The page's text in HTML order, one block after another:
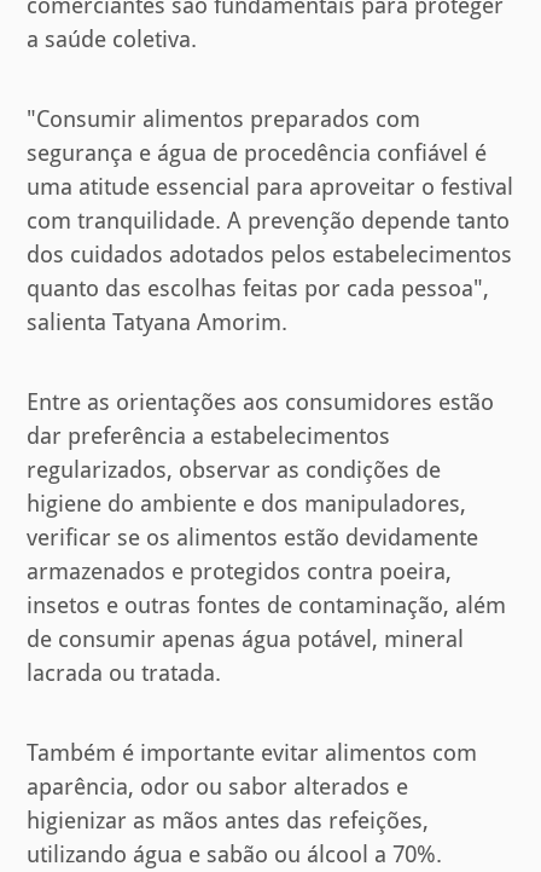
comerciantes são fundamentais para proteger
a saúde coletiva.
"Consumir alimentos preparados com
segurança e água de procedência confiável é
uma atitude essencial para aproveitar o festival
com tranquilidade. A prevenção depende tanto
dos cuidados adotados pelos estabelecimentos
quanto das escolhas feitas por cada pessoa",
salienta Tatyana Amorim.
Entre as orientações aos consumidores estão
dar preferência a estabelecimentos
regularizados, observar as condições de
higiene do ambiente e dos manipuladores,
verificar se os alimentos estão devidamente
armazenados e protegidos contra poeira,
insetos e outras fontes de contaminação, além
de consumir apenas água potável, mineral
lacrada ou tratada.
Também é importante evitar alimentos com
aparência, odor ou sabor alterados e
higienizar as mãos antes das refeições,
utilizando água e sabão ou álcool a 70%.